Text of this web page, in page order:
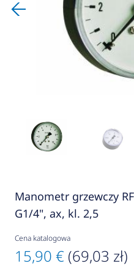
Manometr grzewczy
G1/4", ax, kl. 2,5
Cena katalogowa
15,90 € (69,03 zł)